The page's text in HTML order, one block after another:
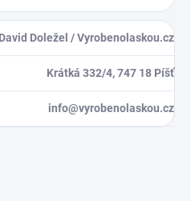
David Doležel / Vyrobenolaskou.cz
Krátká 332/4, 747 18 Píšť
info@vyrobenolaskou.cz